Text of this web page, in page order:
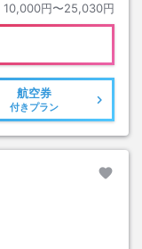
10,000円〜25,030円
航空券
付きプラン